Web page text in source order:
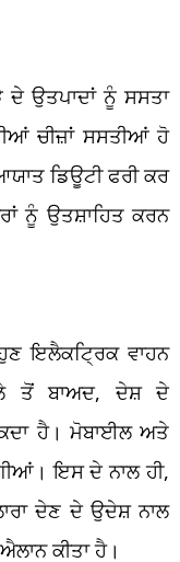
ਦੇ ਉਤਪਾਦਾਂ ਨੂੰ ਸਸਤਾ
ਚੀਜ਼ਾਂ ਸਸਤੀਆਂ ਹੋ
ਡਿਊਟੀ ਫਰੀ ਕਰ
ਨੂੰ ਉਤਸ਼ਾਹਿਤ ਕਰਨ
ਇਲੈਕਟ੍ਰਿਕ ਵਾਹਨ
ਤੋਂ ਬਾਅਦ, ਦੇਸ਼ ਦੇ
ਹੈ। ਮੋਬਾਈਲ ਅਤੇ
ਇਸ ਦੇ ਨਾਲ ਹੀ,
ਦੇਣ ਦੇ ਉਦੇਸ਼ ਨਾਲ
ਕੀਤਾ ਹੈ।